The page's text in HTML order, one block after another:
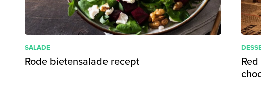
SALADE
Rode bietensalade recept